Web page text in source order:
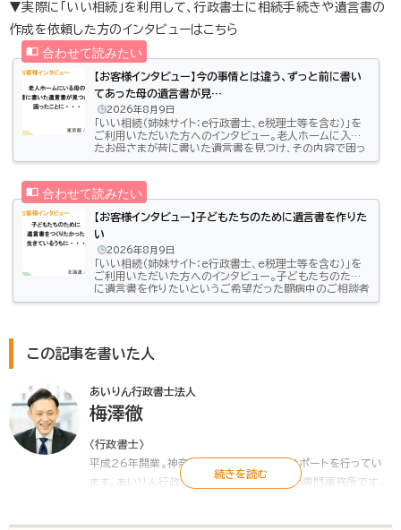
▼実際に「いい相続」を利用して、行政書士に相続手続きや遺言書の
作成を依頼した方のインタビューはこちら
【お客様インタビュー】今の事情とは違う、ずっと前に書い
てあった母の遺言書が見…
2026年8月9日
「いい相続（姉妹サイト：e行政書士、e税理士等を含む）」を
ご利用いただいた方へのインタビュー。老人ホームに入っ
たお母さまが昔に書いた遺言書を見つけ、その内容で困っ
てしまったご相談者様（東京都/40代女性）。「いい相続」に
ただきました。「いい相続」に連絡をしたのは古い遺言書が
見つかったから私は養子でして、今の母は父方の祖父の兄
妹で、私の大叔母にあたります。実母はすでに亡くなってい
て、小さいころから大叔母とは仲がよかったことから、6年
前に大叔母の生活…
【お客様インタビュー】子どもたちのために遺言書を作りた
い
2026年8月9日
「いい相続（姉妹サイト：e行政書士、e税理士等を含む）」を
ご利用いただいた方へのインタビュー。子どもたちのため
に遺言書を作りたいというご希望だった闘病中のご相談者
様（北海道/60代男性）どのようにお悩みを解決したのか
ので遺言書を作ることにしました。インターネットで自分が
住んでいる地域の行政書士や司法書士を探しました。それ
この記事を書いた人
あいりん行政書士法人
梅澤徹
〈行政書士〉
平成26年開業。神奈川東京を中心に相続サポートを行ってい
ます。あいりん行政書士法人は、相続、遺言の専門事務所です。